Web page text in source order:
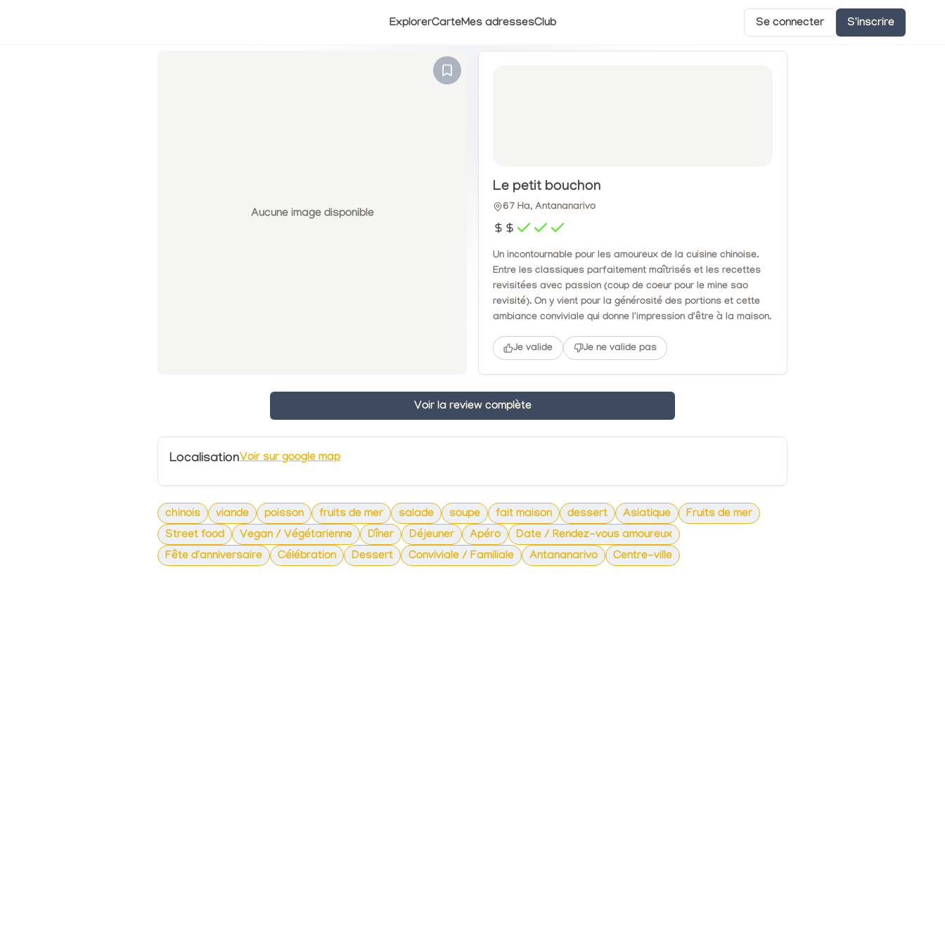
ExplorerCarteMes adressesClub Se connecter S'inscrire
Aucune image disponible
Le petit bouchon
67 Ha, Antananarivo
Un incontournable pour les amoureux de la cuisine chinoise.
Entre les classiques parfaitement maîtrisés et les recettes
revisitées avec passion (coup de coeur pour le mine sao
revisité). On y vient pour la générosité des portions et cette
ambiance conviviale qui donne l'impression d'être à la maison.
Je valide Je ne valide pas
Voir la review complète
LocalisationVoir sur google map
chinois viande poisson fruits de mer salade soupe fait maison dessert Asiatique
Fruits de mer
Street food
Vegan / Végétarienne Dîner Déjeuner Apéro
Date / Rendez-vous amoureux
Fête d'anniversaire
Célébration Dessert Conviviale / Familiale Antananarivo Centre-ville